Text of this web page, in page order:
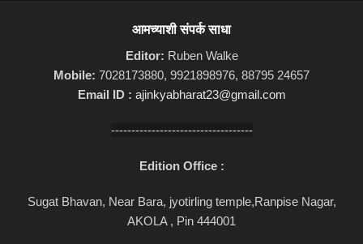
आमच्याशी संपर्क साधा
Editor: Ruben Walke
Mobile: 7028173880, 9921898976, 88795 24657
Email ID : ajinkyabharat23@gmail.com
-----------------------------------
Edition Office :
Sugat Bhavan, Near Bara, jyotirling temple,Ranpise Nagar,
AKOLA , Pin 444001